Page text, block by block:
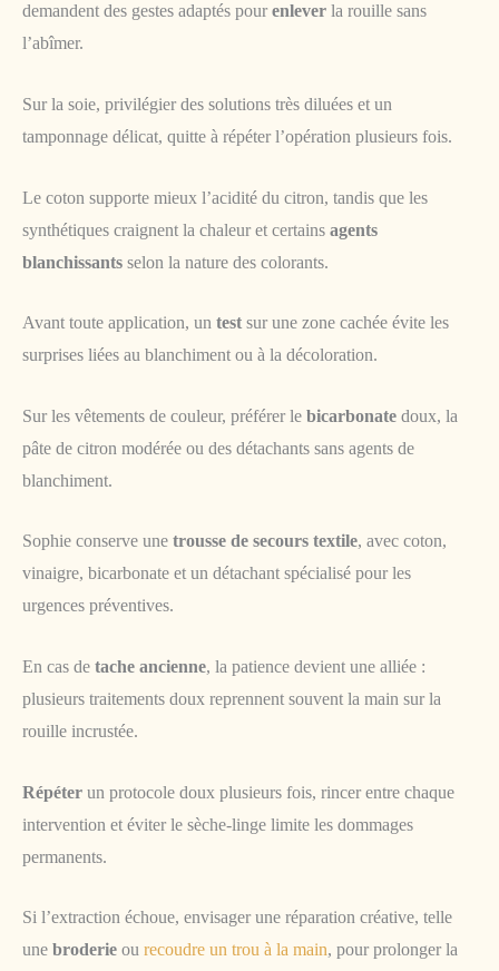
demandent des gestes adaptés pour enlever la rouille sans
l’abîmer.
Sur la soie, privilégier des solutions très diluées et un
tamponnage délicat, quitte à répéter l’opération plusieurs fois.
Le coton supporte mieux l’acidité du citron, tandis que les
synthétiques craignent la chaleur et certains agents
blanchissants selon la nature des colorants.
Avant toute application, un test sur une zone cachée évite les
surprises liées au blanchiment ou à la décoloration.
Sur les vêtements de couleur, préférer le bicarbonate doux, la
pâte de citron modérée ou des détachants sans agents de
blanchiment.
Sophie conserve une trousse de secours textile, avec coton,
vinaigre, bicarbonate et un détachant spécialisé pour les
urgences préventives.
En cas de tache ancienne, la patience devient une alliée :
plusieurs traitements doux reprennent souvent la main sur la
rouille incrustée.
Répéter un protocole doux plusieurs fois, rincer entre chaque
intervention et éviter le sèche-linge limite les dommages
permanents.
Si l’extraction échoue, envisager une réparation créative, telle
une broderie ou recoudre un trou à la main, pour prolonger la